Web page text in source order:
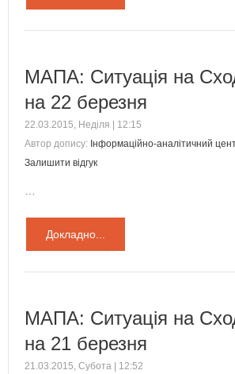
МАПА: Ситуація на
на 22 березня
22.03.2015, Неділя | 12:15
Автор допису: Інформаційно-аналітичний
Залишити відгук
Докладно...
МАПА: Ситуація на
на 21 березня
21.03.2015, Субота | 12:52